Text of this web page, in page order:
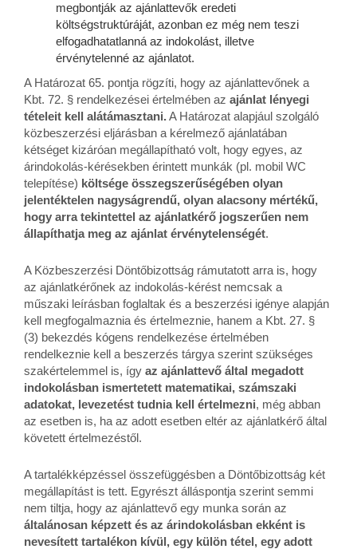
megbontják az ajánlattevők eredeti
költségstruktúráját, azonban ez még nem teszi
elfogadhatatlanná az indokolást, illetve
érvénytelenné az ajánlatot.
A Határozat 65. pontja rögzíti, hogy az ajánlattevőnek a
Kbt. 72. § rendelkezései értelmében az ajánlat lényegi
tételeit kell alátámasztani.A Határozat alapjául szolgáló
közbeszerzési eljárásban a kérelmező ajánlatában
kétséget kizáróan megállapítható volt, hogy egyes, az
árindokolás-kérésekben érintett munkák (pl. mobil WC
telepítése) költsége összegszerűségében olyan
jelentéktelen nagyságrendű, olyan alacsony mértékű,
hogy arra tekintettel az ajánlatkérő jogszerűen nem
állapíthatja meg az ajánlat érvénytelenségét.
A Közbeszerzési Döntőbizottság rámutatott arra is, hogy
az ajánlatkérőnek az indokolás-kérést nemcsak a
műszaki leírásban foglaltak és a beszerzési igénye alapján
kell megfogalmaznia és értelmeznie, hanem a Kbt. 27. §
(3) bekezdés kógens rendelkezése értelmében
rendelkeznie kell a beszerzés tárgya szerint szükséges
szakértelemmel is, így az ajánlattevő által megadott
indokolásban ismertetett matematikai, számszaki
adatokat, levezetést tudnia kell értelmezni, még abban
az esetben is, ha az adott esetben eltér az ajánlatkérő által
követett értelmezéstől.
A tartalékképzéssel összefüggésben a Döntőbizottság két
megállapítást is tett. Egyrészt álláspontja szerint semmi
nem tiltja, hogy az ajánlattevő egy munka során az
általánosan képzett és az árindokolásban ekként is
nevesített tartalékon kívül, egy külön tétel, egy adott